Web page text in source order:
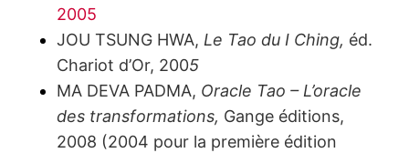
2005
JOU TSUNG HWA,Le Tao du I Ching, éd.
Chariot d’Or, 2005
MA DEVA PADMA, Oracle Tao – L’oracle
des transformations, Gange éditions,
2008 (2004 pour la première édition